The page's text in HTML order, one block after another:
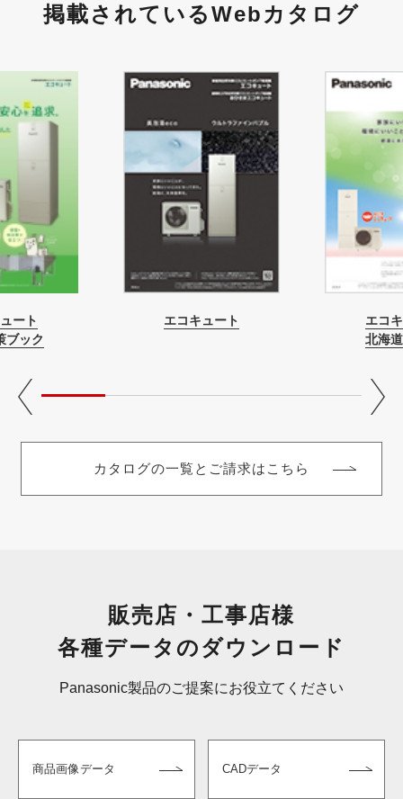
掲載されているWebカタログ
ート
ブック
エコキュート
エコ
北海
カタログの一覧とご請求はこちら
販売店・工事店様
各種データのダウンロード
Panasonic製品のご提案にお役立てください
商品画像データ CADデータ